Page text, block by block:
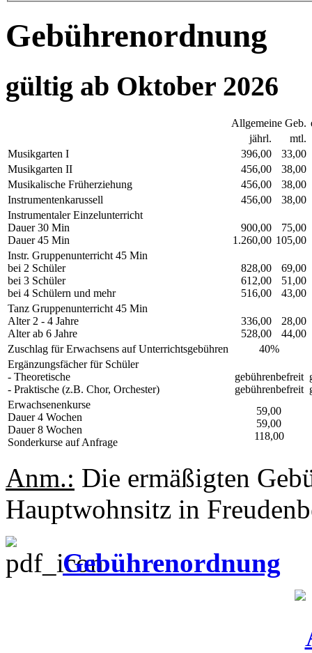
Gebührenordnung
gültig ab Oktober 2026
Allgemeine Geb.
jährl.
mtl.
Musikgarten I
396,00
33,00
Musikgarten II
456,00
38,00
Musikalische Früherziehung
456,00
38,00
Instrumentenkarussell
456,00
38,00
Instrumentaler Einzelunterricht
Dauer 30 Min
Dauer 45 Min
900,00
1.260,00
75,00
105,00
Instr. Gruppenunterricht 45 Min
bei 2 Schüler
bei 3 Schüler
bei 4 Schülern und mehr
828,00
612,00
516,00
69,00
51,00
43,00
Tanz Gruppenunterricht 45 Min
Alter 2 - 4 Jahre
Alter ab 6 Jahre
336,00
528,00
28,00
44,00
Zuschlag für Erwachsens auf Unterrichtsgebühren
40%
Ergänzungsfächer für Schüler
- Theoretische
- Praktische (z.B. Chor, Orchester)
gebührenbefreit
gebührenbefreit
Erwachsenenkurse
Dauer 4 Wochen
Dauer 8 Wochen
Sonderkurse auf Anfrage
59,00
59,00
118,00
Anm.: Die ermäßigten
Hauptwohnsitz in
Gebührenordnung